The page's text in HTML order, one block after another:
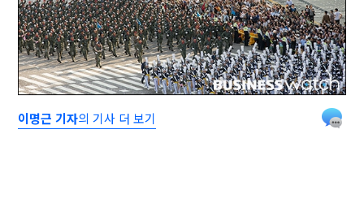
이명근 기자의 기사 더 보기